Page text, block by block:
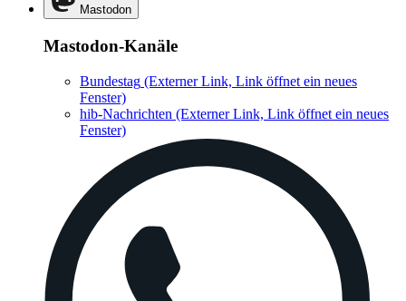
Mastodon
Mastodon-Kanäle
Bundestag (Externer Link, Link öffnet ein neues
Fenster)
hib-Nachrichten (Externer Link, Link öffnet ein neues
Fenster)